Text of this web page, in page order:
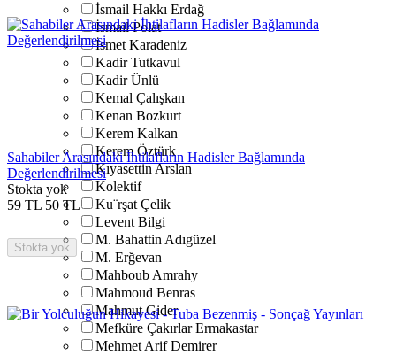
İsmail Hakkı Erdağ
İsmail Polat
İsmet Karadeniz
Kadir Tutkavul
Kadir Ünlü
Kemal Çalışkan
Kenan Bozkurt
Kerem Kalkan
Kerem Öztürk
Kıyasettin Arslan
Kolektif
Ku¨rşat Çelik
Levent Bilgi
M. Bahattin Adıgüzel
M. Erğevan
Mahboub Amrahy
Mahmoud Benras
Mahmut Gider
Mefküre Çakırlar Ermakastar
Mehmet Arif Demirer
Sahabiler Arasındaki İhtilafların Hadisler Bağlamında
Değerlendirilmesi
Stokta yok
59 TL 50 TL
Stokta yok